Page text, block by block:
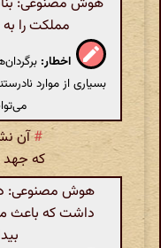
مملکت را
اخطار:
بسیاری از موارد
#آن
که جهد
هوش مصنوعی:
داشت که باعث